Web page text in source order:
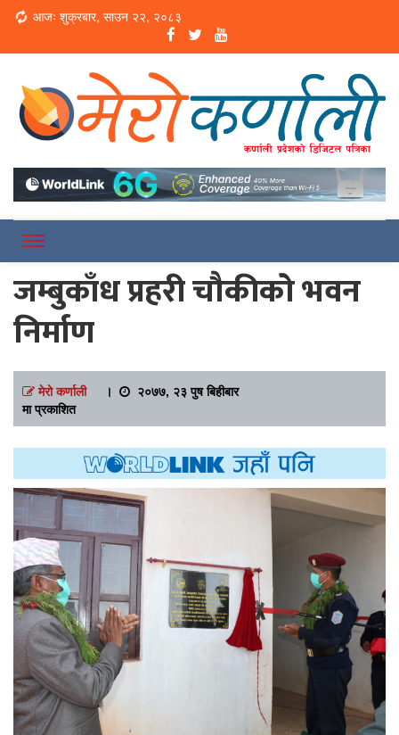
Loading...
आजः शुक्रबार, साउन २२, २०८३
Merokarnali
जम्बुकाँध प्रहरी चौकीको भवन
निर्माण
मेरो कर्णाली।
२०७७, २३ पुष बिहीबार
मा प्रकाशित